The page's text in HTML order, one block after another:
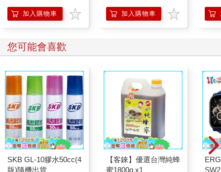
加入購物車
世界，創造K-pop傳
奇！
加入購物車
您可能會喜歡
SKB GL-10膠水50cc(4
版)隨機出貨
【客錸】優選台灣純蜂
蜜1800g x1